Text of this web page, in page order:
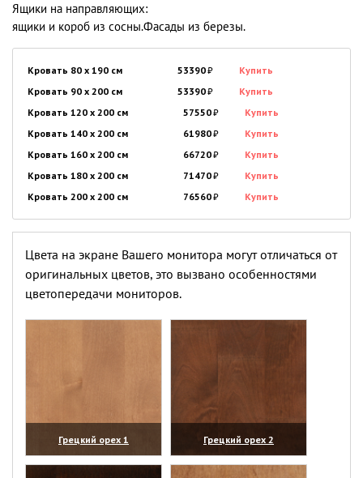
Ящики на направляющих:
ящики и короб из сосны.Фасады из березы.
Кровать 80 x 190 см 53390₽
Купить
Кровать 90 x 200 см
53390₽
Купить
Кровать 120 x 200 см
57550₽
Купить
Кровать 140 x 200 см
61980₽
Купить
Кровать 160 x 200 см
66720₽
Купить
Кровать 180 x 200 см
71470₽
Купить
Кровать 200 x 200 см
76560₽ Купить
Цвета на экране Вашего монитора могут отличаться от
оригинальных цветов, это вызвано особенностями
цветопередачи мониторов.
Грецкий орех 1
(увеличить)
Грецкий орех 2
(увеличить)